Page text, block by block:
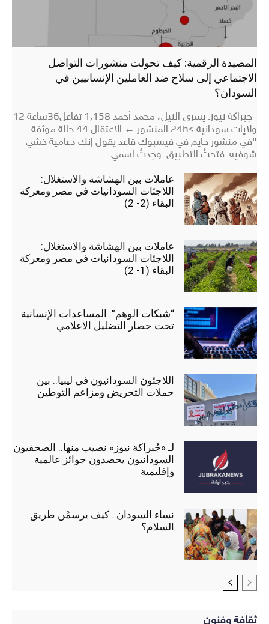
المصيدة الرقمية: كيف تحولت منشورات التواصل
الاجتماعي إلى سلاح ضد العاملين الإنسانيين في
السودان؟
جبراكة نيوز: يسرى النيل، محمد أحمد 1,158 تفاعل36ساعة 12
ولايات سودانية <24h المنشور ← الاعتقال 44 حالة موثقة
"في منشور حايم في فيسبوك قاعد يقول إنك دعامية خشي
شوفيه. فتحتُ التطبيق. وجدتُ اسمي...
عاملات بين الهشاشة والاستغلال:
اللاجئات السودانيات في مصر ومعركة
البقاء (2- 2)
عاملات بين الهشاشة والاستغلال:
اللاجئات السودانيات في مصر ومعركة
البقاء (1- 2)
“شبكات الوهم”: المساعدات الإنسانية
تحت حصار التضليل الاعلامي
اللاجئون السودانيون في ليبيا.. بين
حملات التحريض ومزاعم التوطين
لـ «جُبراكة نيوز» نصيب منها.. الصحفيون
السودانيون يحصدون جوائز عالمية
وإقليمية
نساء السودان.. كيف يرسمْن طريق
السلام؟
ثقافة وفنون